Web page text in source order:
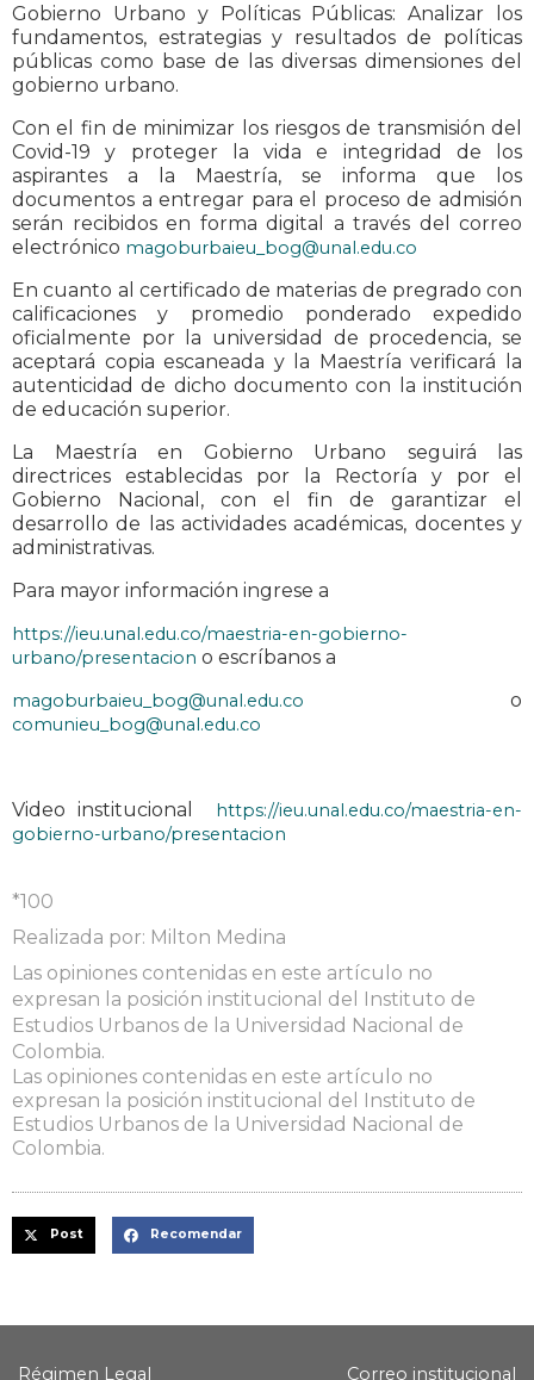
Gobierno Urbano y Políticas Públicas: Analizar los
fundamentos, estrategias y resultados de políticas
públicas como base de las diversas dimensiones del
gobierno urbano.
Con el fin de minimizar los riesgos de transmisión del
Covid-19 y proteger la vida e integridad de los
aspirantes a la Maestría, se informa que los
documentos a entregar para el proceso de admisión
serán recibidos en forma digital a través del correo
electrónico magoburbaieu_bog@unal.edu.co
En cuanto al certificado de materias de pregrado con
calificaciones y promedio ponderado expedido
oficialmente por la universidad de procedencia, se
aceptará copia escaneada y la Maestría verificará la
autenticidad de dicho documento con la institución
de educación superior.
La Maestría en Gobierno Urbano seguirá las
directrices establecidas por la Rectoría y por el
Gobierno Nacional, con el fin de garantizar el
desarrollo de las actividades académicas, docentes y
administrativas.
Para mayor información ingrese a
https://ieu.unal.edu.co/maestria-en-gobierno-
urbano/presentacion o escríbanos a
magoburbaieu_bog@unal.edu.co o
comunieu_bog@unal.edu.co
Video institucional https://ieu.unal.edu.co/maestria-en-
gobierno-urbano/presentacion
*100
Realizada por: Milton Medina
Las opiniones contenidas en este artículo no
expresan la posición institucional del Instituto de
Estudios Urbanos de la Universidad Nacional de
Colombia.
Las opiniones contenidas en este artículo no
expresan la posición institucional del Instituto de
Estudios Urbanos de la Universidad Nacional de
Colombia.
Post Recomendar
Régimen Legal Correo institucional